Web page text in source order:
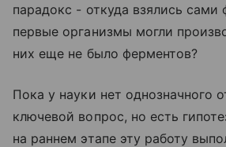
парадокс - откуда взялись сами
первые организмы могли
них еще не было ферментов?
Пока у науки нет однозначного
ключевой вопрос, но есть
на раннем этапе эту работу